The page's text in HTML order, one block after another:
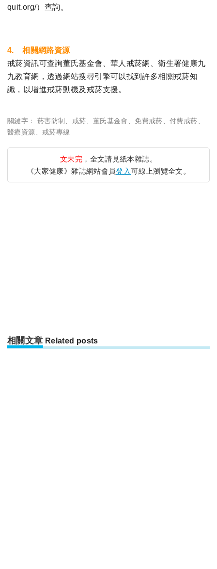
quit.org/）查詢。
4. 相關網路資源
戒菸資訊可查詢董氏基金會、華人戒菸網、衛生署健康九
九教育網，透過網站搜尋引擎可以找到許多相關戒菸知
識，以增進戒菸動機及戒菸支援。
關鍵字： 菸害防制 、 戒菸、 董氏基金會 、 免費戒菸、 付費戒菸、
醫療資源、 戒菸專線
文未完 ，全文請見紙本雜誌。
《大家健康》雜誌網站會員登入可線上瀏覽全文。
相關文章 Related posts